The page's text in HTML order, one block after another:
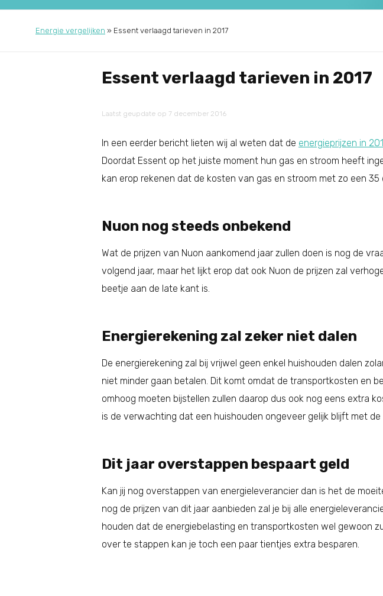
Energie vergelijken » Essent verlaagd tarieven in 2017
Essent verlaagd tarieven in 2017
Laatst geupdate op 7 december 2016
In een eerder bericht lieten wij al weten dat de energieprijzen in
Doordat Essent op het juiste moment hun gas en stroom heeft
kan erop rekenen dat de kosten van gas en stroom met zo een 35
Nuon nog steeds onbekend
Wat de prijzen van Nuon aankomend jaar zullen doen is nog de
volgend jaar, maar het lijkt erop dat ook Nuon de prijzen zal
beetje aan de late kant is.
Energierekening zal zeker niet dalen
De energierekening zal bij vrijwel geen enkel huishouden dalen
niet minder gaan betalen. Dit komt omdat de transportkosten en
omhoog moeten bijstellen zullen daarop dus ook nog eens extra
is de verwachting dat een huishouden ongeveer gelijk blijft met de
Dit jaar overstappen bespaart geld
Kan jij nog overstappen van energieleverancier dan is het de
nog de prijzen van dit jaar aanbieden zal je bij alle
houden dat de energiebelasting en transportkosten wel gewoon
over te stappen kan je toch een paar tientjes extra besparen.